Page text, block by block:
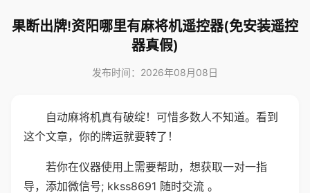
果断出牌!资阳哪里有麻将机遥控器(免安装遥控
器真假)
发布时间：2026年08月08日
自动麻将机真有破绽！可惜多数人不知道。看到
这个文章，你的牌运就要转了！
若你在仪器使用上需要帮助，想获取一对一指
导，添加微信号; kkss8691 随时交流 。